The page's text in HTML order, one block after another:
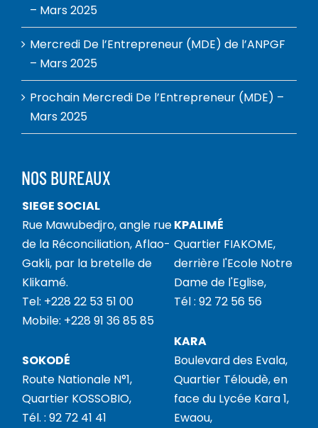
– Mars 2025
Mercredi De l’Entrepreneur (MDE) de l’ANPGF
– Mars 2025
Prochain Mercredi De l’Entrepreneur (MDE) –
Mars 2025
NOS BUREAUX
SIEGE SOCIAL
Rue Mawubedjro, angle rue
de la Réconciliation, Aflao-
Gakli, par la bretelle de
Klikamé.
Tel: +228 22 53 51 00
Mobile: +228 91 36 85 85
KPALIMÉ
Quartier FIAKOME,
derrière l'Ecole Notre
Dame de l'Eglise,
Tél : 92 72 56 56
SOKODÉ
Route Nationale N°1,
Quartier KOSSOBIO,
Tél. : 92 72 41 41
KARA
Boulevard des Evala,
Quartier Téloudè, en
face du Lycée Kara 1,
Ewaou,